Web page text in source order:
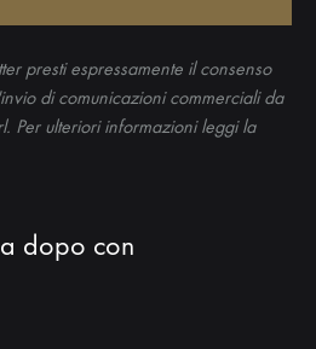
presti espressamente il consenso
di comunicazioni commerciali da
Per ulteriori informazioni leggi la
dopo con